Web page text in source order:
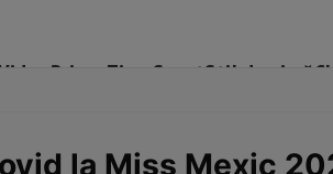
Prime Time SportStil de viață
la Miss Mexic